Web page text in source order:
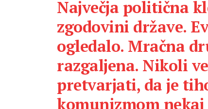
Največja politična
zgodovini države.
ogledalo. Mračna
razgaljena. Nikoli
pretvarjati, da je
komunizmom